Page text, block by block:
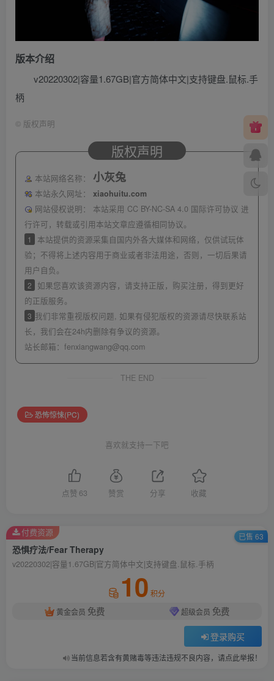
版本介绍
v20220302|容量1.67GB|官方简体中文|支持键盘.鼠标.手
柄
© 版权声明
版权声明
本站网络名称： 小灰兔
本站永久网址：
xiaohuitu.com
网站侵权说明：
本站采用 CC BY-NC-SA 4.0 国际许可协议 进
行许可，转载或引用本站文章应遵循相同协议。
1
本站提供的资源采集自国内外各大媒体和网络，仅供试玩体
验；不得将上述内容用于商业或者非法用途，否则，一切后果请
用户自负。
2
如果您喜欢该资源内容，请支持正版，购买注册，得到更好
的正版服务。
3 我们非常重视版权问题, 如果有侵犯版权的资源请尽快联系站
长，我们会在24h内删除有争议的资源。
站长邮箱： fenxiangwang@qq.com
THE END
恐怖惊悚(PC)
喜欢就支持一下吧
点赞 63 赞赏 分享 收藏
恐惧疗法/Fear Therapy
v20220302|容量1.67GB|官方简体中文|支持键盘.鼠标.手柄
10 积分
黄金会员 免费 超级会员 免费
登录购买
当前信息若含有黄赌毒等违法违规不良内容，请点此举报！
付费资源 已售 63